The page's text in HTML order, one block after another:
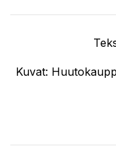
Kuvat: